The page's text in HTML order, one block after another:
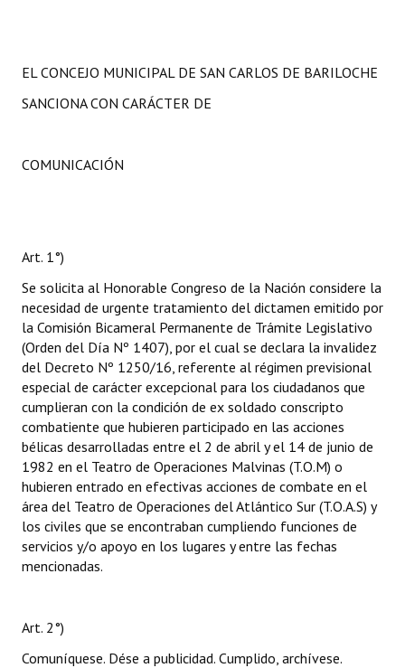
EL CONCEJO MUNICIPAL DE SAN CARLOS DE BARILOCHE
SANCIONA CON CARÁCTER DE
COMUNICACIÓN
Art. 1°)
Se solicita al Honorable Congreso de la Nación considere la
necesidad de urgente tratamiento del dictamen emitido por
la Comisión Bicameral Permanente de Trámite Legislativo
(Orden del Día Nº 1407), por el cual se declara la invalidez
del Decreto Nº 1250/16, referente al régimen previsional
especial de carácter excepcional para los ciudadanos que
cumplieran con la condición de ex soldado conscripto
combatiente que hubieren participado en las acciones
bélicas desarrolladas entre el 2 de abril y el 14 de junio de
1982 en el Teatro de Operaciones Malvinas (T.O.M) o
hubieren entrado en efectivas acciones de combate en el
área del Teatro de Operaciones del Atlántico Sur (T.O.A.S) y
los civiles que se encontraban cumpliendo funciones de
servicios y/o apoyo en los lugares y entre las fechas
mencionadas.
Art. 2°)
Comuníquese. Dése a publicidad. Cumplido, archívese.